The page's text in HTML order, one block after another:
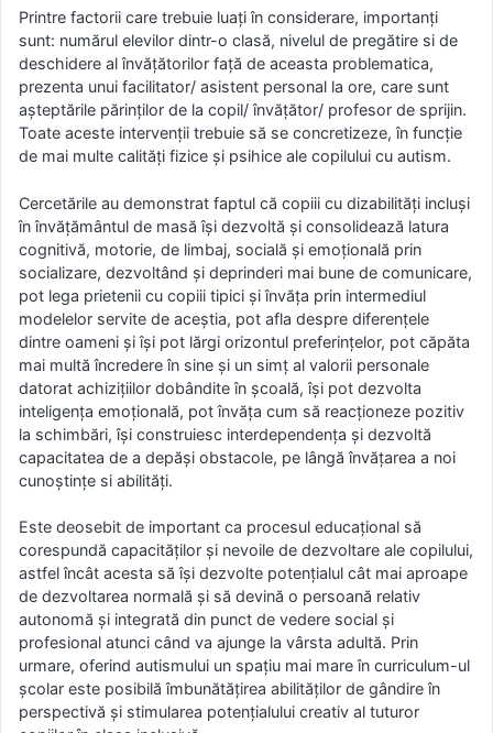
Printre factorii care trebuie luați în considerare, importanți
sunt: numărul elevilor dintr-o clasă, nivelul de pregătire si de
deschidere al învățătorilor față de aceasta problematica,
prezenta unui facilitator/ asistent personal la ore, care sunt
așteptările părinților de la copil/ învățător/ profesor de sprijin.
Toate aceste intervenții trebuie să se concretizeze, în funcție
de mai multe calități fizice și psihice ale copilului cu autism.
Cercetările au demonstrat faptul că copiii cu dizabilități incluși
în învățământul de masă își dezvoltă și consolidează latura
cognitivă, motorie, de limbaj, socială şi emoţională prin
socializare, dezvoltând și deprinderi mai bune de comunicare,
pot lega prietenii cu copiii tipici și învăța prin intermediul
modelelor servite de aceștia, pot afla despre diferențele
dintre oameni și își pot lărgi orizontul preferințelor, pot căpăta
mai multă încredere în sine și un simț al valorii personale
datorat achizițiilor dobândite în școală, își pot dezvolta
inteligența emoțională, pot învăța cum să reacționeze pozitiv
la schimbări, își construiesc interdependența și dezvoltă
capacitatea de a depăși obstacole, pe lângă învățarea a noi
cunoștințe si abilități.
Este deosebit de important ca procesul educațional să
corespundă capacităților și nevoile de dezvoltare ale copilului,
astfel încât acesta să își dezvolte potențialul cât mai aproape
de dezvoltarea normală și să devină o persoană relativ
autonomă și integrată din punct de vedere social și
profesional atunci când va ajunge la vârsta adultă. Prin
urmare, oferind autismului un spațiu mai mare în curriculum-ul
școlar este posibilă îmbunătățirea abilităților de gândire în
perspectivă și stimularea potențialului creativ al tuturor